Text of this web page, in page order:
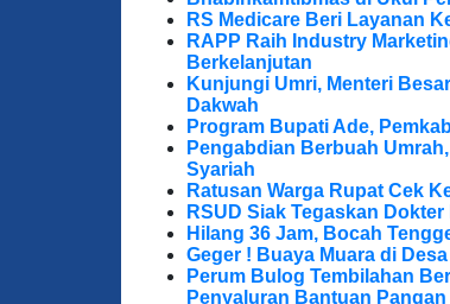
RS Medicare Beri Layanan
RAPP Raih Industry
Berkelanjutan
Kunjungi Umri, Menteri
Dakwah
Program Bupati Ade,
Pengabdian Berbuah
Syariah
Ratusan Warga Rupat Cek
RSUD Siak Tegaskan
Hilang 36 Jam, Bocah
Geger ! Buaya Muara di
Perum Bulog Tembilahan
Penyaluran Bantuan Pangan